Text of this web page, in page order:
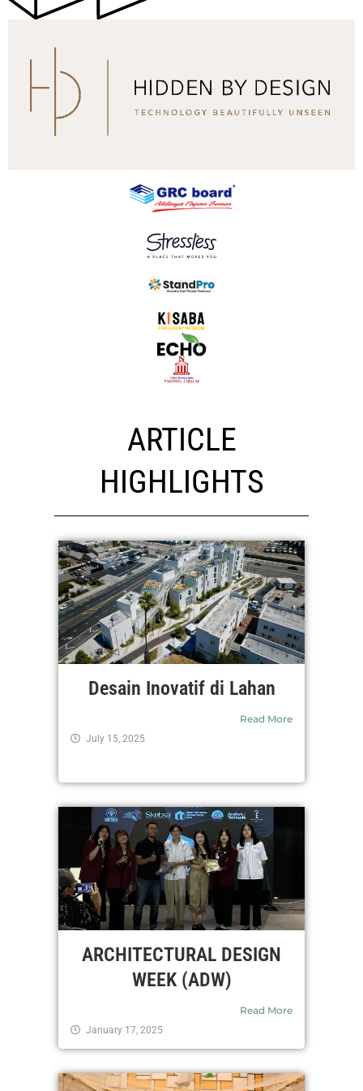
ARTICLE
HIGHLIGHTS
Desain Inovatif di Lahan
Read More
July 15, 2025
ARCHITECTURAL DESIGN
WEEK (ADW)
Read More
January 17, 2025